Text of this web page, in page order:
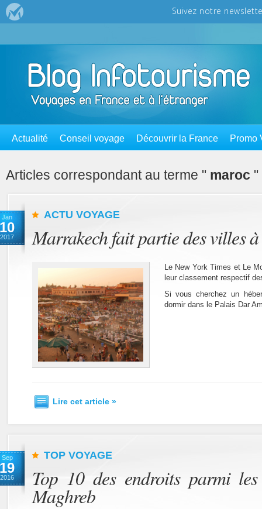
Actualité Conseil voyage Découvrir la France Promo
Articles correspondant au terme " maroc "
Jan
10
2017
ACTU VOYAGE
Marrakech fait partie des villes
Le New York Times et Le
leur classement respectif
Si vous cherchez un
dormir dans le Palais Dar
Lire cet article »
Sep
19
2016
TOP VOYAGE
Top 10 des endroits parmi
Maghreb